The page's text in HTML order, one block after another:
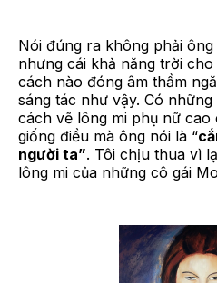
Nói đúng ra không phải
nhưng cái khả năng trời
cách nào đóng âm thầm
sáng tác như vậy. Có
cách vẽ lông mi phụ nữ
giống điều mà ông nói là “
người ta”. Tôi chịu thua vì
lông mi của những cô gái